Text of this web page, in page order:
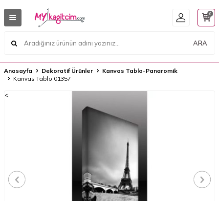
ARA
0
Anasayfa Dekoratif Ürünler
Kanvas Tablo-Panaromik
Kanvas Tablo 01357
<